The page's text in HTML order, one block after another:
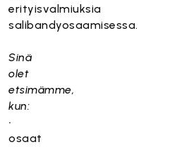
erityisvalmiuksia
salibandyosaamisessa.
Sinä
olet
etsimämme,
kun:
•
osaat